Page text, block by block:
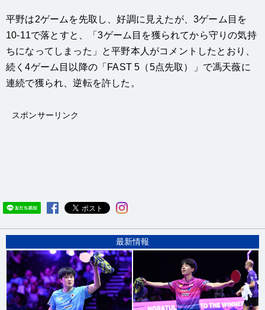
平野は2ゲームを先取し、好調に見えたが、3ゲーム目を
10-11で落とすと、「3ゲーム目を獲られてから守りの気持
ちになってしまった」と平野本人がコメントしたとおり、
続く4ゲーム目以降の「FAST 5（5点先取）」で馮天薇に
連続で獲られ、逆転を許した。
スポンサーリンク
最新情報